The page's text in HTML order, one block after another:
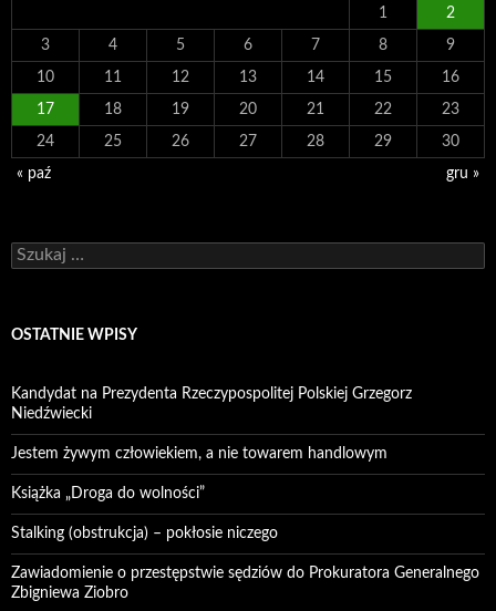
1 2
3 4 5 6 7 8 9
10 11 12 13 14 15 16
17 18 19 20 21 22 23
24 25 26 27 28 29 30
« paź gru »
Szukaj:
OSTATNIE WPISY
Kandydat na Prezydenta Rzeczypospolitej Polskiej Grzegorz
Niedźwiecki
Jestem żywym człowiekiem, a nie towarem handlowym
Książka „Droga do wolności”
Stalking (obstrukcja) – pokłosie niczego
Zawiadomienie o przestępstwie sędziów do Prokuratora Generalnego
Zbigniewa Ziobro